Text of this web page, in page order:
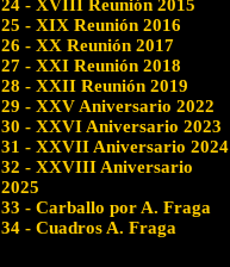
24 - XVIII Reunión 2015
25 - XIX Reunión 2016
26 - XX Reunión 2017
27 - XXI Reunión 2018
28 - XXII Reunión 2019
29 - XXV Aniversario 2022
30 - XXVI Aniversario 2023
31 - XXVII Aniversario 2024
32 - XXVIII Aniversario
2025
33 - Carballo por A. Fraga
34 - Cuadros A. Fraga